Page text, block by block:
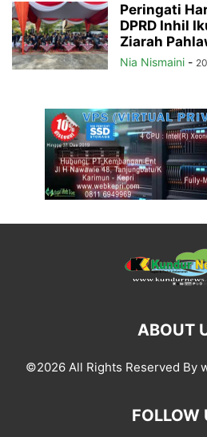
Peringati
DPRD Inhil
Ziarah
Nia Nismaini -
ABOUT
©2026 All Rights Reserved By
FOLLOW